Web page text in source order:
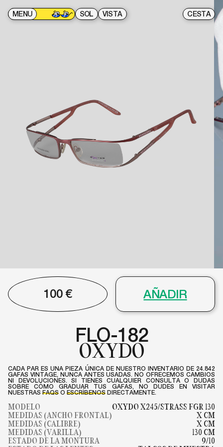
MENU SOL VISTA CESTA
FLO-182
OXYDO
CADA PAR ES UNA PIEZA ÚNICA DE NUESTRO INVENTARIO DE 24.842
GAFAS VINTAGE, NUNCA ANTES USADAS. NO OFRECEMOS CAMBIOS
NI DEVOLUCIONES. SI TIENES CUALQUIER CONSULTA O DUDAS
SOBRE CÓMO GRADUAR TUS GAFAS, NO DUDES EN VISITAR
NUESTRAS FAQS O ESCRÍBENOS DIRECTAMENTE.
MODELO
OXYDO X245/STRASS FGR 130
MEDIDAS (ANCHO FRONTAL)
X CM
MEDIDAS (CALIBRE)
X CM
MEDIDAS (VARILLA)
130 CM
ESTADO DE LA MONTURA
9/10
100 € AÑADIR